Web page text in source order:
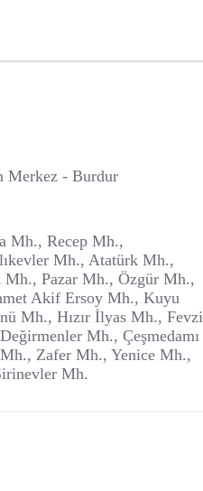
Merkez - Burdur
Mh., Recep Mh.,
Mh., Atatürk Mh.,
Pazar Mh., Özgür Mh.,
Akif Ersoy Mh., Kuyu
Mh., Hızır İlyas Mh., Fevzi
Mh., Çeşmedamı
Zafer Mh., Yenice Mh.,
Mh.